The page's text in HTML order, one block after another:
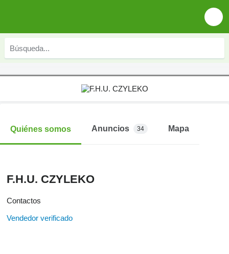
Quiénes somos Anuncios 34 Mapa
F.H.U. CZYLEKO
Contactos
Vendedor verificado